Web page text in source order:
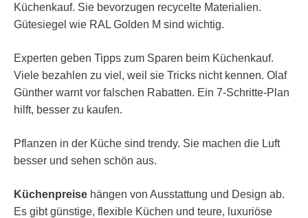
Küchenkauf. Sie bevorzugen recycelte Materialien.
Gütesiegel wie RAL Golden M sind wichtig.
Experten geben Tipps zum Sparen beim Küchenkauf.
Viele bezahlen zu viel, weil sie Tricks nicht kennen. Olaf
Günther warnt vor falschen Rabatten. Ein 7-Schritte-Plan
hilft, besser zu kaufen.
Pflanzen in der Küche sind trendy. Sie machen die Luft
besser und sehen schön aus.
Küchenpreise hängen von Ausstattung und Design ab.
Es gibt günstige, flexible Küchen und teure, luxuriöse